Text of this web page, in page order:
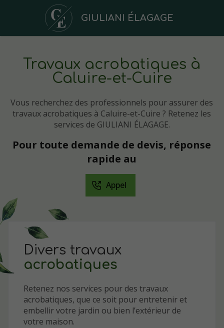
GIULIANI ÉLAGAGE
Travaux acrobatiques à
Caluire-et-Cuire
Vous recherchez des professionnels pour assurer des
travaux acrobatiques à Caluire-et-Cuire ? Retenez les
services de GIULIANI ÉLAGAGE.
Pour toute demande de devis, réponse
rapide au
Appel
Divers travaux
acrobatiques
Retenez nos services pour des travaux
acrobatiques, que ce soit pour entretenir et
embellir votre jardin ou bien l’extérieur de
votre maison.